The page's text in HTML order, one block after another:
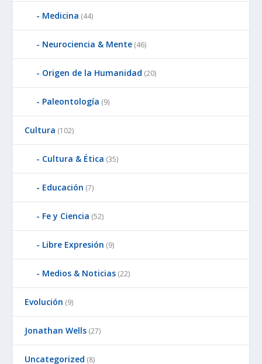
Medicina (44)
Neurociencia & Mente (46)
Origen de la Humanidad (20)
Paleontología (9)
Cultura (102)
Cultura & Ética (35)
Educación (7)
Fe y Ciencia (52)
Libre Expresión (9)
Medios & Noticias (22)
Evolución (9)
Jonathan Wells (27)
Uncategorized (8)